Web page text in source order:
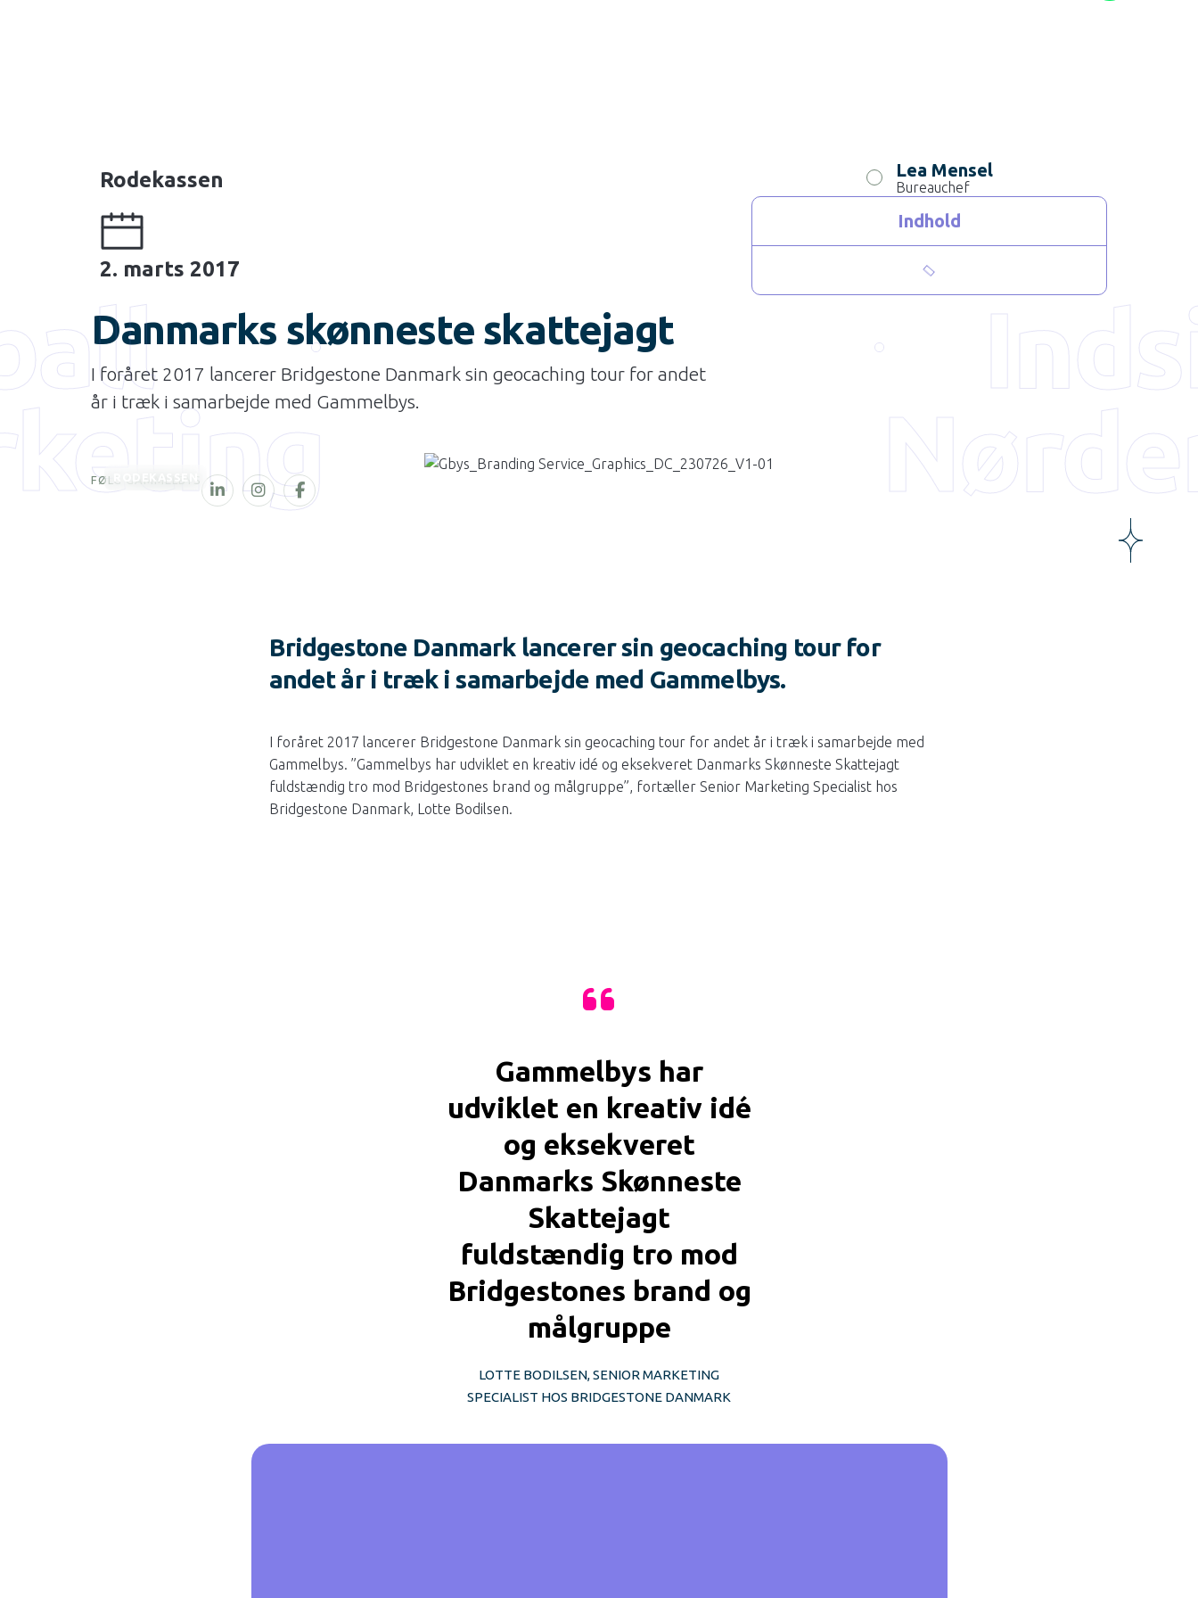
Rodekassen
2. marts 2017
Danmarks skønneste skattejagt
I foråret 2017 lancerer Bridgestone Danmark sin geocaching tour for andet
år i træk i samarbejde med Gammelbys.
Lea Mensel
Bureauchef
Indhold
RODEKASSEN
FØLG GAMMELBYS
Bridgestone Danmark lancerer sin geocaching tour for
andet år i træk i samarbejde med Gammelbys.
I foråret 2017 lancerer Bridgestone Danmark sin geocaching tour for andet år i træk i samarbejde med
Gammelbys. ”Gammelbys har udviklet en kreativ idé og eksekveret Danmarks Skønneste Skattejagt
fuldstændig tro mod Bridgestones brand og målgruppe”, fortæller Senior Marketing Specialist hos
Bridgestone Danmark, Lotte Bodilsen.
Gammelbys har
udviklet en kreativ idé
og eksekveret
Danmarks Skønneste
Skattejagt
fuldstændig tro mod
Bridgestones brand og
målgruppe
LOTTE BODILSEN, SENIOR MARKETING
SPECIALIST HOS BRIDGESTONE DANMARK